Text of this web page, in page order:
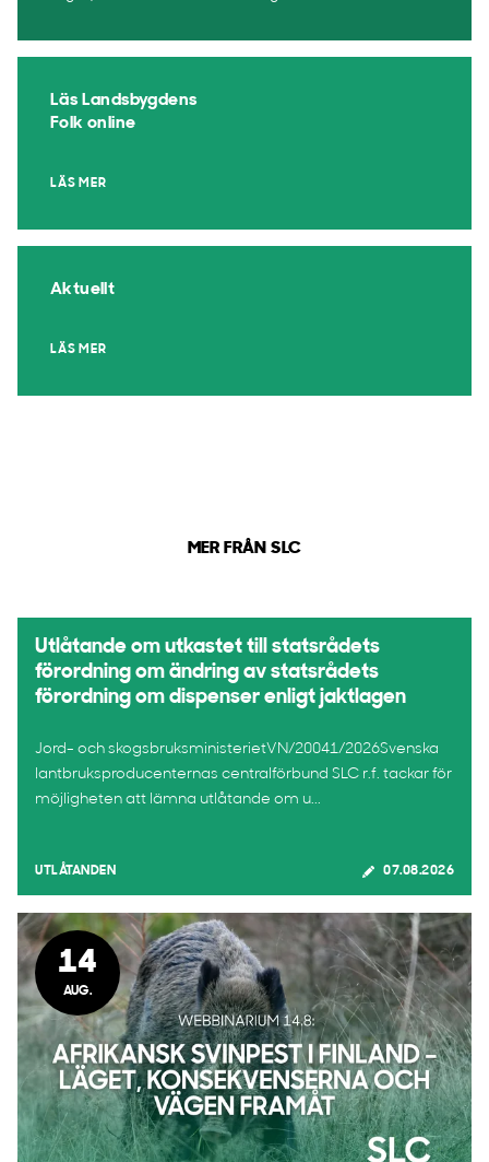
Läs Landsbygdens
Folk online
LÄS MER
Aktuellt
LÄS MER
MER FRÅN SLC
Utlåtande om utkastet till statsrådets
förordning om ändring av statsrådets
förordning om dispenser enligt jaktlagen
Jord- och skogsbruksministerietVN/20041/2026Svenska
lantbruksproducenternas centralförbund SLC r.f. tackar för
möjligheten att lämna utlåtande om u...
UTLÅTANDEN 07.08.2026
14
AUG.